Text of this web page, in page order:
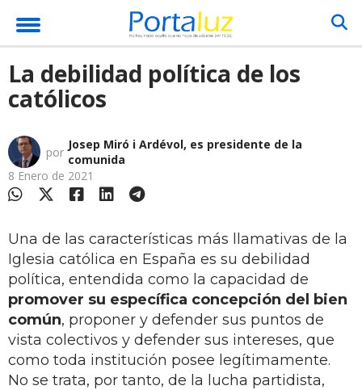
La debilidad política de los
católicos
por Josep Miró i Ardévol, es presidente de la
comunida
8 Enero de 2021
Una de las características más llamativas de la
Iglesia católica en España es su debilidad
política, entendida como la capacidad de
promover su específica concepción del bien
común, proponer y defender sus puntos de
vista colectivos y defender sus intereses, que
como toda institución posee legítimamente.
No se trata, por tanto, de la lucha partidista,